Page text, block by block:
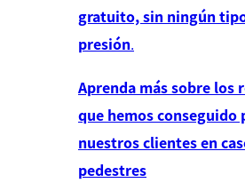
gratuito, sin ningún
presión.
Aprenda más sobre los
que hemos conseguido
nuestros clientes en
pedestres